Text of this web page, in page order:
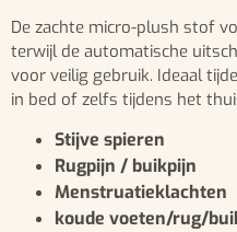
De zachte micro-plush stof
terwijl de automatische
voor veilig gebruik. Ideaal
in bed of zelfs tijdens het
Stijve spieren
Rugpijn / buikpijn
Menstruatieklachten
koude voeten/rug/